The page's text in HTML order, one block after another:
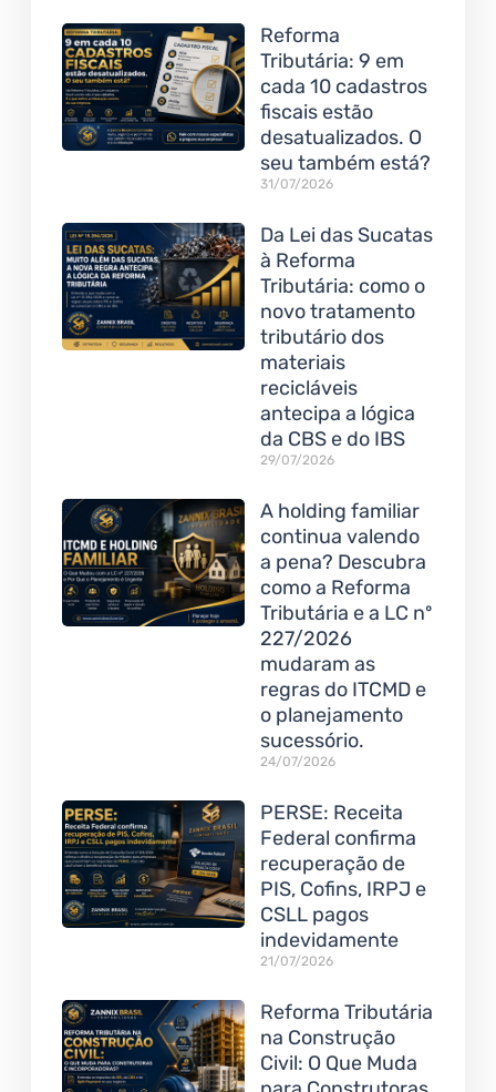
Reforma
Tributária: 9 em
cada 10 cadastros
fiscais estão
desatualizados. O
seu também está?
31/07/2026
Da Lei das Sucatas
à Reforma
Tributária: como o
novo tratamento
tributário dos
materiais
recicláveis
antecipa a lógica
da CBS e do IBS
29/07/2026
A holding familiar
continua valendo
a pena? Descubra
como a Reforma
Tributária e a LC nº
227/2026
mudaram as
regras do ITCMD e
o planejamento
sucessório.
24/07/2026
PERSE: Receita
Federal confirma
recuperação de
PIS, Cofins, IRPJ e
CSLL pagos
indevidamente
21/07/2026
Reforma Tributária
na Construção
Civil: O Que Muda